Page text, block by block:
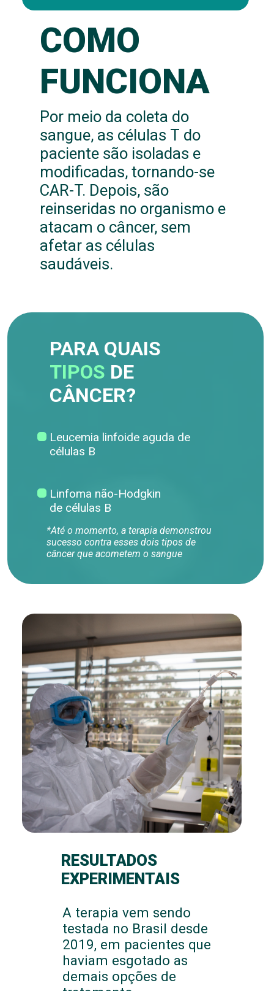
COMO
FUNCIONA
Por meio da coleta do
sangue, as células T do
paciente são isoladas e
modificadas, tornando-se
CAR-T. Depois, são
reinseridas no organismo e
atacam o câncer, sem
afetar as células
saudáveis.
PARA QUAIS
TIPOS DE
CÂNCER?
Leucemia linfoide aguda de
células B
Linfoma não-Hodgkin
de células B
*Até o momento, a terapia demonstrou
sucesso contra esses dois tipos de
câncer que acometem o sangue
RESULTADOS
EXPERIMENTAIS
A terapia vem sendo
testada no Brasil desde
2019, em pacientes que
haviam esgotado as
demais opções de